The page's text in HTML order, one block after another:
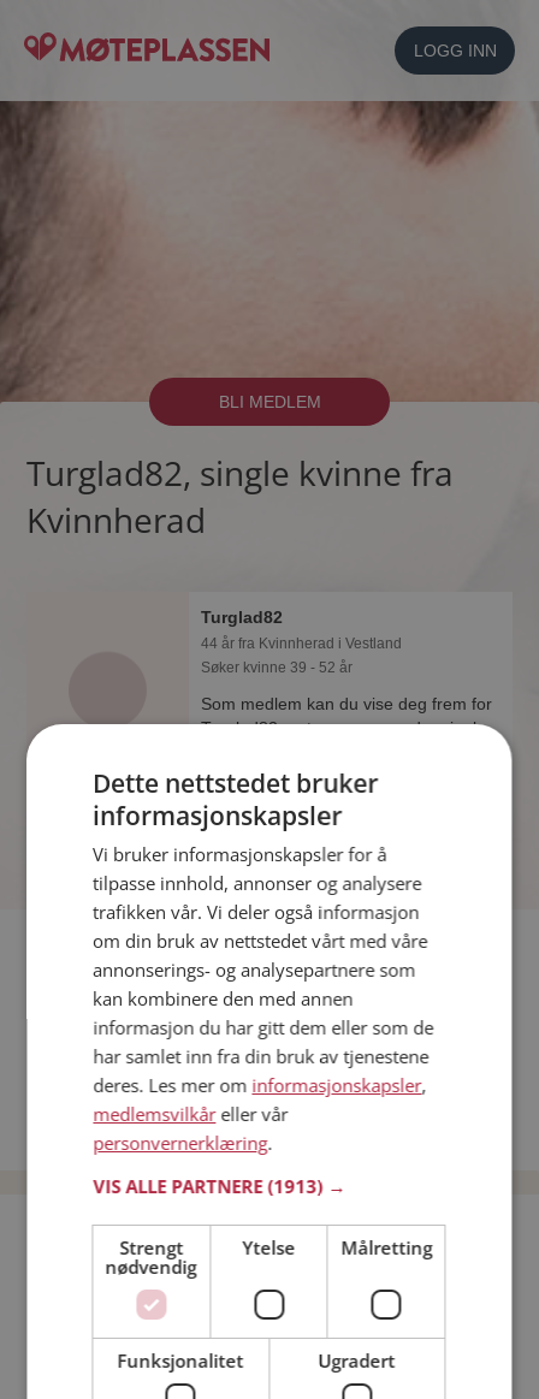
LOGG INN
BLI MEDLEM
Turglad82, single kvinne fra
Kvinnherad
Turglad82
44 år fra Kvinnherad i Vestland
Søker kvinne 39 - 52 år
Som medlem kan du vise deg frem for
Turglad82 og tusener av andre single
hvem som synes du er interessant.
Fler single
Flere singlekvinner fra Kvinnherad:cesna
Bli medlem gratis!
Jeg er en: Mann Kvinne
Min alder:
Dette nettstedet bruker
informasjonskapsler
Vi bruker informasjonskapsler for å
tilpasse innhold, annonser og analysere
trafikken vår. Vi deler også informasjon
om din bruk av nettstedet vårt med våre
annonserings- og analysepartnere som
kan kombinere den med annen
informasjon du har gitt dem eller som de
har samlet inn fra din bruk av tjenestene
deres. Les mer om informasjonskapsler,
medlemsvilkåreller vår
personvernerklæring.
VIS ALLE PARTNERE(1913) →
Strengt
nødvendig
Ytelse Målretting
Funksjonalitet Ugradert